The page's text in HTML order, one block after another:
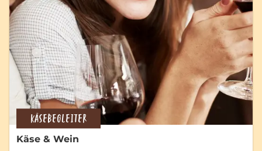
KÄSEBEGLEITER
Käse & Wein